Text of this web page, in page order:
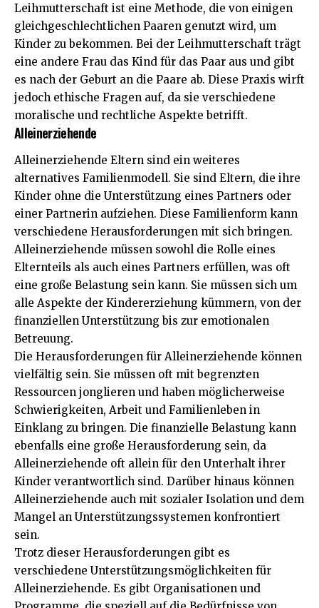
Leihmutterschaft ist eine Methode, die von einigen
gleichgeschlechtlichen Paaren genutzt wird, um
Kinder zu bekommen. Bei der Leihmutterschaft trägt
eine andere Frau das Kind für das Paar aus und gibt
es nach der Geburt an die Paare ab. Diese Praxis wirft
jedoch ethische Fragen auf, da sie verschiedene
moralische und rechtliche Aspekte betrifft.
Alleinerziehende
Alleinerziehende Eltern sind ein weiteres
alternatives Familienmodell. Sie sind Eltern, die ihre
Kinder ohne die Unterstützung eines Partners oder
einer Partnerin aufziehen. Diese Familienform kann
verschiedene Herausforderungen mit sich bringen.
Alleinerziehende müssen sowohl die Rolle eines
Elternteils als auch eines Partners erfüllen, was oft
eine große Belastung sein kann. Sie müssen sich um
alle Aspekte der Kindererziehung kümmern, von der
finanziellen Unterstützung bis zur emotionalen
Betreuung.
Die Herausforderungen für Alleinerziehende können
vielfältig sein. Sie müssen oft mit begrenzten
Ressourcen jonglieren und haben möglicherweise
Schwierigkeiten, Arbeit und Familienleben in
Einklang zu bringen. Die finanzielle Belastung kann
ebenfalls eine große Herausforderung sein, da
Alleinerziehende oft allein für den Unterhalt ihrer
Kinder verantwortlich sind. Darüber hinaus können
Alleinerziehende auch mit sozialer Isolation und dem
Mangel an Unterstützungssystemen konfrontiert
sein.
Trotz dieser Herausforderungen gibt es
verschiedene Unterstützungsmöglichkeiten für
Alleinerziehende. Es gibt Organisationen und